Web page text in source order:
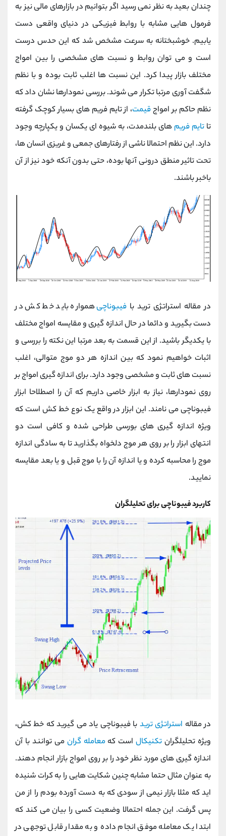
چندان بعید به نظر نمی رسید اگر بتوانیم در بازارهای مالی نیز به
فرمول هایی مشابه با روابط فیزیکی در دنیای واقعی دست
یابیم. خوشبختانه به سرعت مشخص شد که این حدس درست
است و می توان روابط و نسبت های مشخصی را بین امواج
مختلف بازار پیدا کرد. این نسبت ها اغلب ثابت بوده و با نظم
شگفت آوری مرتبا تکرار می شوند. بررسی نمودارها نشان داد که
نظم حاکم بر امواجقیمت، از تایم فریم های بسیار کوچک گرفته
تا تایم فریم های بلندمدت، به شیوه ای یکسان و یکپارچه وجود
دارد. این نظم احتمالا ناشی از رفتارهای جمعی و غریزی انسان ها،
تحت تاثیر منطق درونی آنها بوده، حتی بدون آنکه خود نیز از آن
باخبر باشند.
در مقاله استراتژی ترید بافیبوناچیهمواره باید خط کش در
دست بگیرید و دائما در حال اندازه گیری و مقایسه امواج مختلف
با یکدیگر باشید. از این قسمت به بعد مرتبا این نکته را بررسی و
اثبات خواهیم نمود که بین اندازه هر دو موج متوالی، اغلب
نسبت های ثابت و مشخصی وجود دارد. برای اندازه گیری امواج بر
روی نمودارها، نیاز به ابزار خاصی داریم که آن را اصطلاحا ابزار
فیبوناچی می نامند. این ابزار در واقع یک نوع خط کش است که
ویژه اندازه گیری های بورسی طراحی شده و کافی است دو
انتهای ابزار را بر روی هر موج دلخواه بگذارید تا به سادگی اندازه
موج را محاسبه کرده و یا اندازه آن را با موج قبل و یا بعد مقایسه
نمایید.
کاربرد فیبوناچی برای تحلیلگران
در مقاله استراتژی ترید با فیبوناچی یاد می گیرید که خط کش،
ویژه تحلیلگران تکنیکالاست کهمعامله گران می توانند با آن
اندازه گیری های مورد نظر خود را بر روی امواج بازار انجام دهند.
به عنوان مثال حتما مشابه چنین شکایت هایی را به کرات شنیده
اید که مثلا بازار نیمی از سودی که به دست آورده بودم را از من
پس گرفت. این جمله احتمالا وضعیت کسی را بیان می کند که
ابتدا یک معامله موفق انجام داده و به مقدار قابل توجهی در